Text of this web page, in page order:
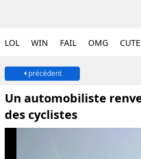
LOL WIN FAIL OMG CUTE
précédent
Un automobiliste
des cyclistes